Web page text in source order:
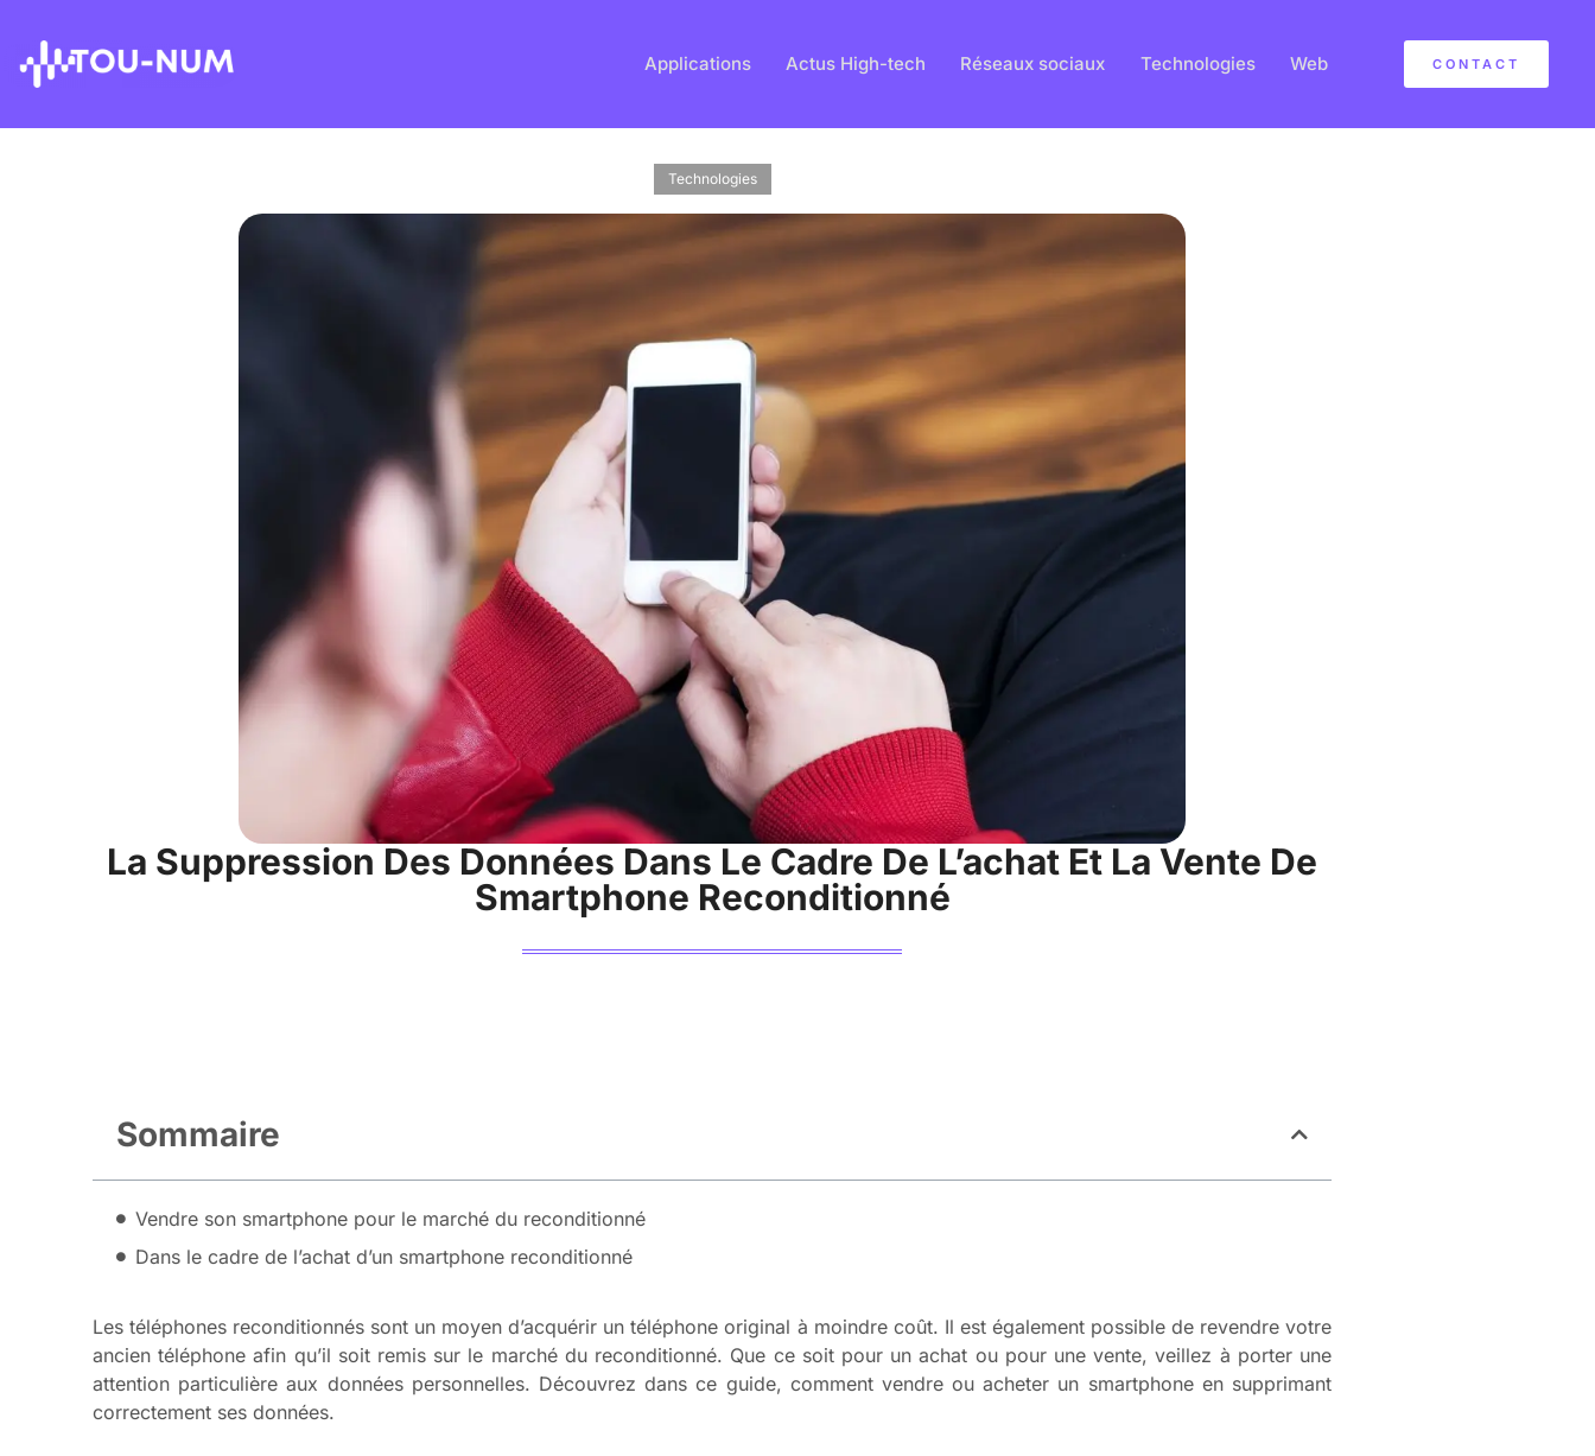
Applications Actus High-tech Réseaux sociaux Technologies Web CONTACT
Technologies
La Suppression Des Données Dans Le Cadre De L’achat Et La Vente De
Smartphone Reconditionné
Sommaire
Vendre son smartphone pour le marché du reconditionné
Dans le cadre de l’achat d’un smartphone reconditionné
Les téléphones reconditionnés sont un moyen d’acquérir un téléphone original à moindre coût. Il est également possible de revendre votre
ancien téléphone afin qu’il soit remis sur le marché du reconditionné. Que ce soit pour un achat ou pour une vente, veillez à porter une
attention particulière aux données personnelles. Découvrez dans ce guide, comment vendre ou acheter un smartphone en supprimant
correctement ses données.